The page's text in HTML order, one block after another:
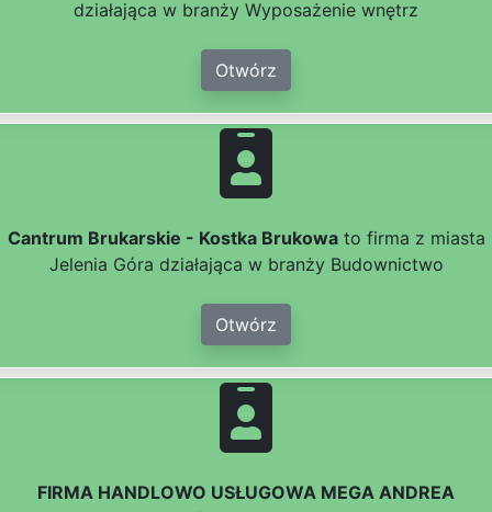
działająca w branży Wyposażenie wnętrz
Otwórz
Cantrum Brukarskie - Kostka Brukowato firma z miasta
Jelenia Góra działająca w branży Budownictwo
Otwórz
FIRMA HANDLOWO USŁUGOWA MEGA ANDREA